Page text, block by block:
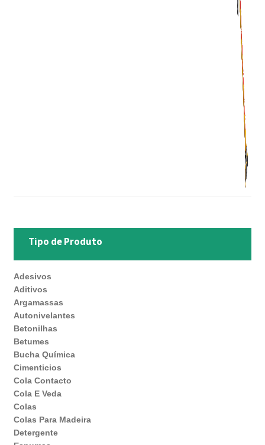
Tipo de Produto
Adesivos
Aditivos
Argamassas
Autonivelantes
Betonilhas
Betumes
Bucha Química
Cimenticios
Cola Contacto
Cola E Veda
Colas
Colas Para Madeira
Detergente